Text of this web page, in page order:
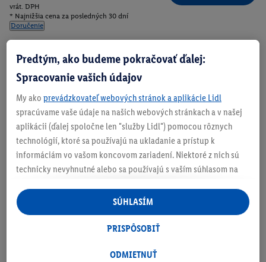
vrát. DPH
* Najnižšia cena za posledných 30 dní
Doručenie
Zistite svoju veľkosť
O produkte
Predtým, ako budeme pokračovať ďalej:
Spracovanie vašich údajov
My ako prevádzkovateľ webových stránok a aplikácie Lidl
spracúvame vaše údaje na našich webových stránkach a v našej
aplikácii (ďalej spoločne len "služby Lidl") pomocou rôznych
technológií, ktoré sa používajú na ukladanie a prístup k
informáciám vo vašom koncovom zariadení. Niektoré z nich sú
technicky nevyhnutné alebo sa používajú s vaším súhlasom na
personalizovanú reklamu v rámci služieb Lidl aj mimo nich. Ak
ste účastníkom programu Lidl Plus, na tieto účely sa spracúvajú
aj údaje z vášho nákupného správania v obchode.
následne si vytvoríte účet Lidl Plus alebo sa prihlásite do svojho
ODMIETNUŤ
PRISPÔSOBIŤ
SÚHLASÍM